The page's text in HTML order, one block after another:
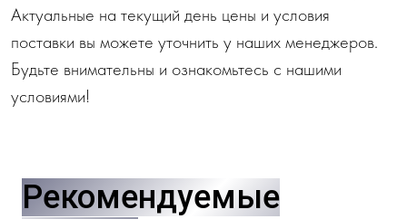
Актуальные на текущий день цены и условия
поставки вы можете уточнить у наших менеджеров.
Будьте внимательны и ознакомьтесь с нашими
условиями!
Рекомендуемые